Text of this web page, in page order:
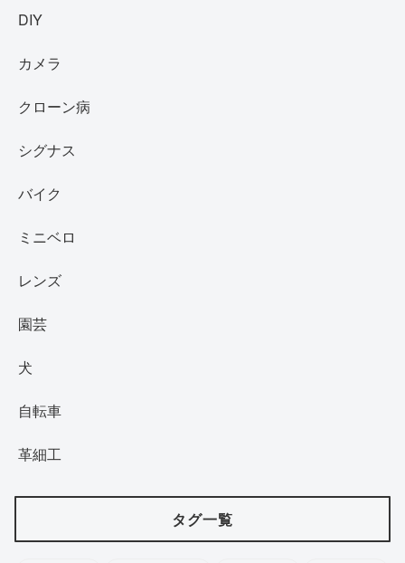
DIY
カメラ
クローン病
シグナス
バイク
ミニベロ
レンズ
園芸
犬
自転車
革細工
タグ一覧